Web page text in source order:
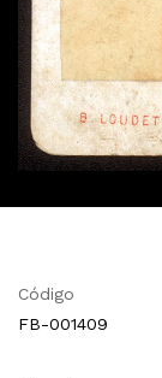
Código
FB-001409